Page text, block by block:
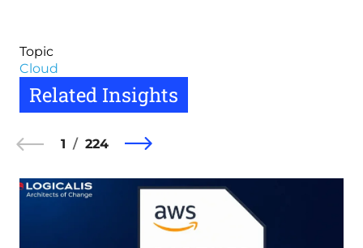
Topic
Cloud
Related Insights
1 224